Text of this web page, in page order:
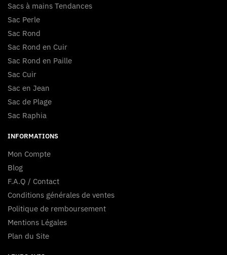
Sacs à mains Tendances
Sac Perle
Sac Rond
Sac Rond en Cuir
Sac Rond en Paille
Sac Cuir
Sac en Jean
Sac de Plage
Sac Raphia
INFORMATIONS
Mon Compte
Blog
F.A.Q / Contact
Conditions générales de ventes
Politique de remboursement
Mentions Légales
Plan du Site